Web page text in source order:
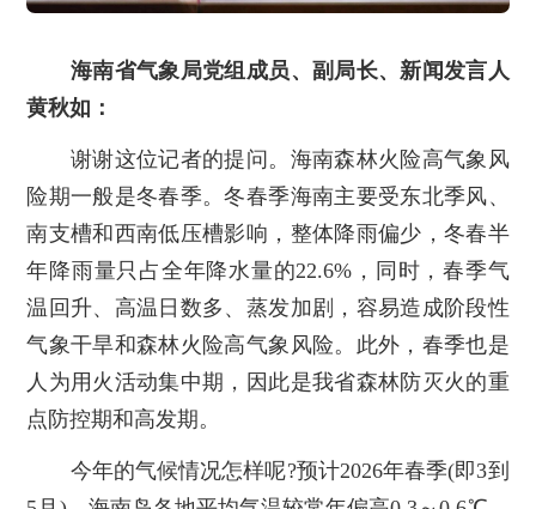
海南省气象局党组成员、副局长、新闻发言人
黄秋如：
谢谢这位记者的提问。海南森林火险高气象风
险期一般是冬春季。冬春季海南主要受东北季风、
南支槽和西南低压槽影响，整体降雨偏少，冬春半
年降雨量只占全年降水量的22.6%，同时，春季气
温回升、高温日数多、蒸发加剧，容易造成阶段性
气象干旱和森林火险高气象风险。此外，春季也是
人为用火活动集中期，因此是我省森林防灭火的重
点防控期和高发期。
今年的气候情况怎样呢?预计2026年春季(即3到